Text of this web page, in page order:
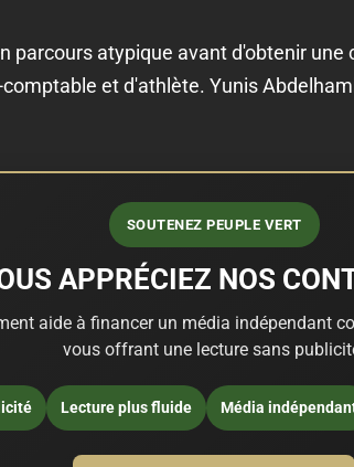
parcours atypique avant d'obtenir
et d'athlète. Yunis
SOUTENEZ PEUPLE VERT
APPRÉCIEZ NOS
aide à financer un média indépendant
vous offrant une lecture sans
Lecture plus fluide Média